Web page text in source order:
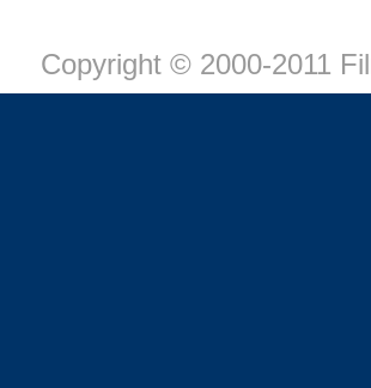
Copyright © 2000-2011